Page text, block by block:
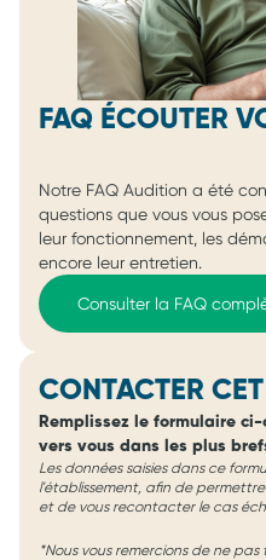
FAQ ÉCOUTER
Notre FAQ Audition a été
questions que vous vous
leur fonctionnement, les
encore leur entretien.
Consulter la FAQ
CONTACTER
Remplissez le formulaire
vers vous dans les plus
Les données saisies dans ce
l'établissement, afin de
et de vous recontacter le cas
*Nous vous remercions de ne